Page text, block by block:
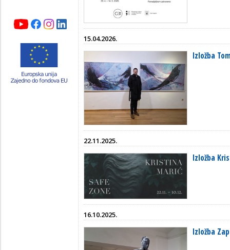
15.04.2026.
Izložba
22.11.2025.
Izložba
16.10.2025.
Izložba